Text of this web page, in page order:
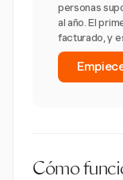
personas
al año. El
facturado, y
Cómo